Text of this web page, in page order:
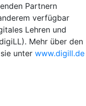
Partnern
verfügbar
Lehren und
Mehr über den
unter www.digill.de